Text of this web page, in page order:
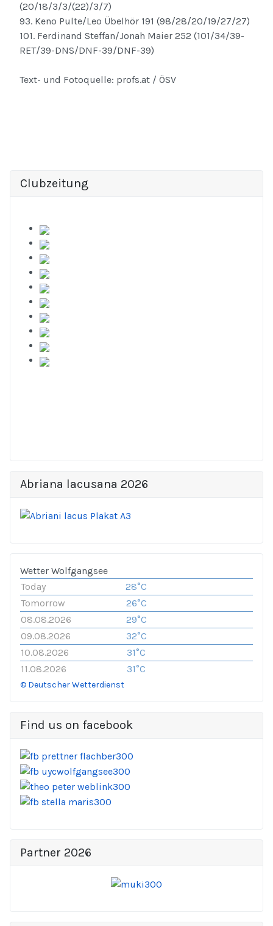
(20/18/3/3/(22)/3/7)
93. Keno Pulte/Leo Übelhör 191 (98/28/20/19/27/27)
101. Ferdinand Steffan/Jonah Maier 252 (101/34/39-
RET/39-DNS/DNF-39/DNF-39)
Text- und Fotoquelle: profs.at / ÖSV
Clubzeitung
Abriana lacusana 2026
Wetter Wolfgangsee
Today
28°C
Tomorrow
26°C
08.08.2026
29°C
09.08.2026
32°C
10.08.2026
31°C
11.08.2026
31°C
© Deutscher Wetterdienst
Find us on facebook
Partner 2026